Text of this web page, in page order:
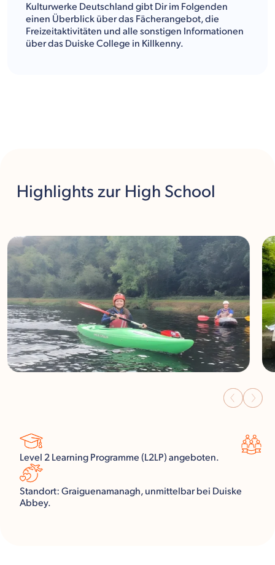
Kulturwerke Deutschland gibt Dir im Folgenden
einen Überblick über das Fächerangebot, die
Freizeitaktivitäten und alle sonstigen Informationen
über das Duiske College in Killkenny.
Highlights zur High School
Level 2 Learning Programme (L2LP) angeboten.
Standort: Graiguenamanagh, unmittelbar bei Duiske
Abbey.